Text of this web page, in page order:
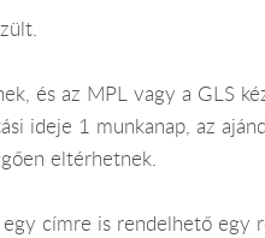
és az MPL vagy a GLS
ideje 1 munkanap, az
eltérhetnek.
címre is rendelhető egy